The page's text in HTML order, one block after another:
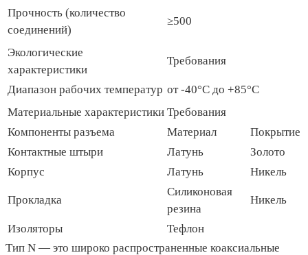
Прочность (количество
соединений)
≥500
Экологические
характеристики
Требования
Диапазон рабочих температур от -40°C до +85°C
Материальные характеристики Требования
Компоненты разъема
Материал
Покрытие
Контактные штыри
Латунь
Золото
Корпус
Латунь Никель
Прокладка
Силиконовая
резина
Никель
Изоляторы
Тефлон
Тип N — это широко распространенные коаксиальные